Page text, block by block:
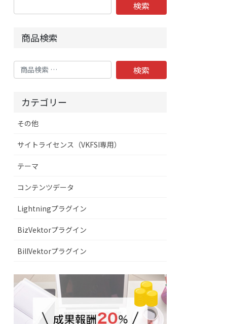
商品検索
検
索
象:
検索
カテゴリー
その他
サイトライセンス（VKFSI専用）
テーマ
コンテンツデータ
Lightningプラグイン
BizVektorプラグイン
BillVektorプラグイン